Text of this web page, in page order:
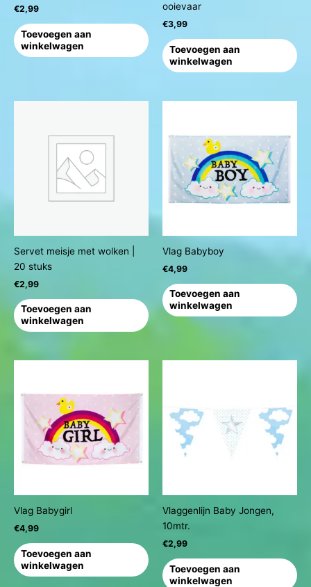
€2,99
Toevoegen aan
winkelwagen
ooievaar
€3,99
Toevoegen aan
winkelwagen
Servet meisje met wolken |
20 stuks
€2,99
Toevoegen aan
winkelwagen
Vlag Babyboy
€4,99
Toevoegen aan
winkelwagen
Vlag Babygirl
€4,99
Toevoegen aan
winkelwagen
Vlaggenlijn Baby Jongen,
10mtr.
€2,99
Toevoegen aan
winkelwagen